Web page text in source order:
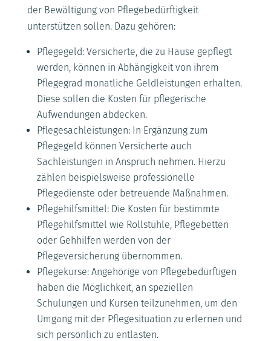
der Bewältigung von Pflegebedürftigkeit
unterstützen sollen. Dazu gehören:
Pflegegeld: Versicherte, die zu Hause gepflegt
werden, können in Abhängigkeit von ihrem
Pflegegrad monatliche Geldleistungen erhalten.
Diese sollen die Kosten für pflegerische
Aufwendungen abdecken.
Pflegesachleistungen: In Ergänzung zum
Pflegegeld können Versicherte auch
Sachleistungen in Anspruch nehmen. Hierzu
zählen beispielsweise professionelle
Pflegedienste oder betreuende Maßnahmen.
Pflegehilfsmittel: Die Kosten für bestimmte
Pflegehilfsmittel wie Rollstühle, Pflegebetten
oder Gehhilfen werden von der
Pflegeversicherung übernommen.
Pflegekurse: Angehörige von Pflegebedürftigen
haben die Möglichkeit, an speziellen
Schulungen und Kursen teilzunehmen, um den
Umgang mit der Pflegesituation zu erlernen und
sich persönlich zu entlasten.